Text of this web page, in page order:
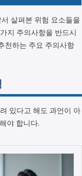
살펴본 위험 요소들을
지 주의사항을 반드시
천하는 주요 주의사항
있다고 해도 과언이 아
야 합니다.